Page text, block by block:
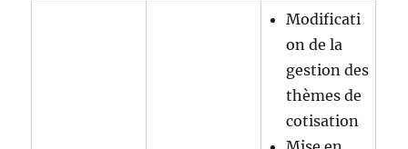
Modificati
on de la
gestion des
thèmes de
cotisation